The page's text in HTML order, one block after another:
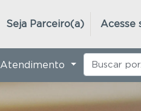
Acesse
Seja Parceiro(a)
Atendimento